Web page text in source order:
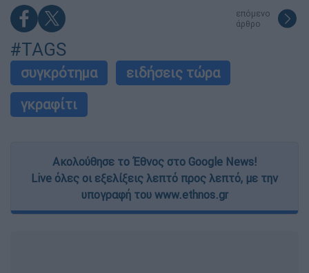
επόμενο
άρθρο
#TAGS
συγκρότημα
ειδήσεις τώρα
γκραφίτι
Ακολούθησε το Έθνος στο Google News!
Live όλες οι εξελίξεις λεπτό προς λεπτό, με την
υπογραφή του www.ethnos.gr